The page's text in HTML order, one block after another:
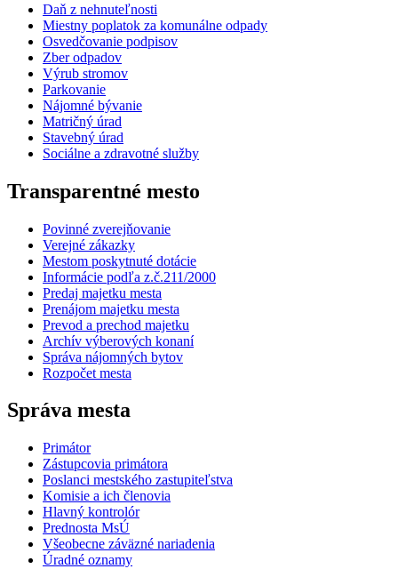
Daň z nehnuteľnosti
Miestny poplatok za komunálne odpady
Osvedčovanie podpisov
Zber odpadov
Výrub stromov
Parkovanie
Nájomné bývanie
Matričný úrad
Stavebný úrad
Sociálne a zdravotné služby
Transparentné mesto
Povinné zverejňovanie
Verejné zákazky
Mestom poskytnuté dotácie
Informácie podľa z.č.211/2000
Predaj majetku mesta
Prenájom majetku mesta
Prevod a prechod majetku
Archív výberových konaní
Správa nájomných bytov
Rozpočet mesta
Správa mesta
Primátor
Zástupcovia primátora
Poslanci mestského zastupiteľstva
Komisie a ich členovia
Hlavný kontrolór
Prednosta MsÚ
Všeobecne záväzné nariadenia
Úradné oznamy